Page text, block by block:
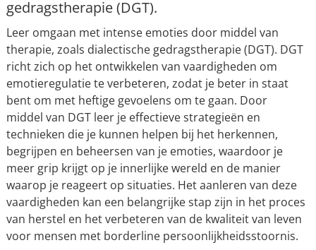
gedragstherapie (DGT).
Leer omgaan met intense emoties door middel van
therapie, zoals dialectische gedragstherapie (DGT). DGT
richt zich op het ontwikkelen van vaardigheden om
emotieregulatie te verbeteren, zodat je beter in staat
bent om met heftige gevoelens om te gaan. Door
middel van DGT leer je effectieve strategieën en
technieken die je kunnen helpen bij het herkennen,
begrijpen en beheersen van je emoties, waardoor je
meer grip krijgt op je innerlijke wereld en de manier
waarop je reageert op situaties. Het aanleren van deze
vaardigheden kan een belangrijke stap zijn in het proces
van herstel en het verbeteren van de kwaliteit van leven
voor mensen met borderline persoonlijkheidsstoornis.